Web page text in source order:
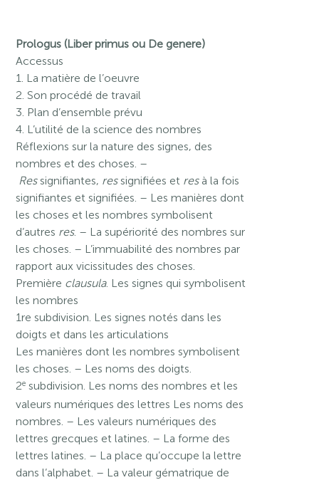
Prologus (Liber primus ou De genere)
Accessus
1. La matière de l’oeuvre
2. Son procédé de travail
3. Plan d’ensemble prévu
4. L’utilité de la science des nombres
Réflexions sur la nature des signes, des
nombres et des choses. –
Ressignifiantes, ressignifiées et res à la fois
signifiantes et signifiées. – Les manières dont
les choses et les nombres symbolisent
d’autres res. – La supériorité des nombres sur
les choses. – L’immuabilité des nombres par
rapport aux vicissitudes des choses.
Première clausula. Les signes qui symbolisent
les nombres
1re subdivision. Les signes notés dans les
doigts et dans les articulations
Les manières dont les nombres symbolisent
les choses. – Les noms des doigts.
2e subdivision. Les noms des nombres et les
valeurs numériques des lettres Les noms des
nombres. – Les valeurs numériques des
lettres grecques et latines. – La forme des
lettres latines. – La place qu’occupe la lettre
dans l’alphabet. – La valeur gématrique de